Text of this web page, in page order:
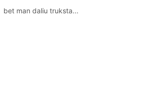
man daliu truksta...